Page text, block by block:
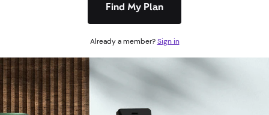
Encuentra mi plan
¿Ya eres miembro?Iniciar sesión